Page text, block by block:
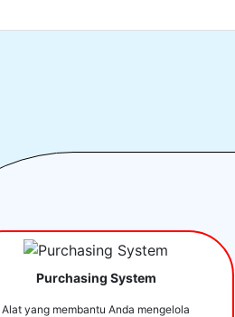
Purchasing System
Alat yang membantu Anda mengelola